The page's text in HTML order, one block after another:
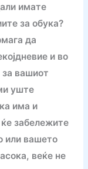
имате
за обука?
да
и во
вашиот
уште
има и
забележите
или вашето
веќе не